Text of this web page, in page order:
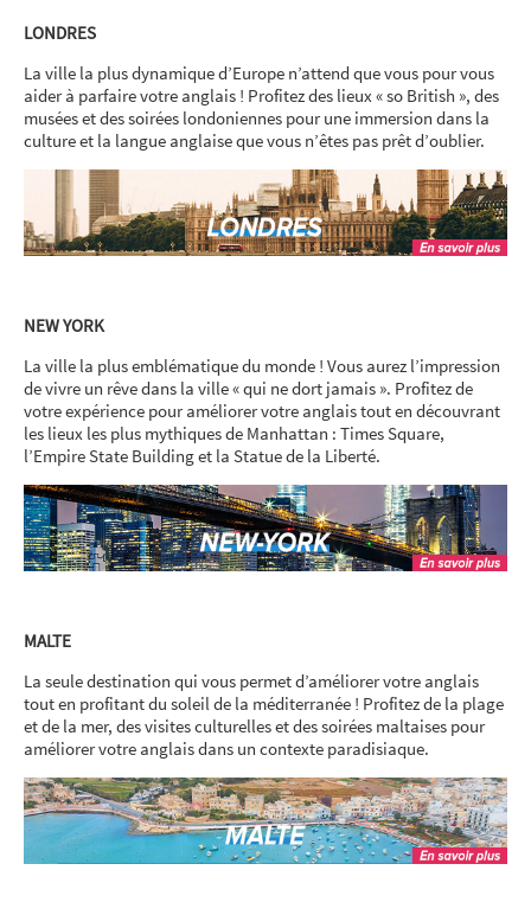
LONDRES
La ville la plus dynamique d’Europe n’attend que vous pour vous
aider à parfaire votre anglais ! Profitez des lieux « so British », des
musées et des soirées londoniennes pour une immersion dans la
culture et la langue anglaise que vous n’êtes pas prêt d’oublier.
NEW YORK
La ville la plus emblématique du monde ! Vous aurez l’impression
de vivre un rêve dans la ville « qui ne dort jamais ». Profitez de
votre expérience pour améliorer votre anglais tout en découvrant
les lieux les plus mythiques de Manhattan : Times Square,
l’Empire State Building et la Statue de la Liberté.
MALTE
La seule destination qui vous permet d’améliorer votre anglais
tout en profitant du soleil de la méditerranée ! Profitez de la plage
et de la mer, des visites culturelles et des soirées maltaises pour
améliorer votre anglais dans un contexte paradisiaque.